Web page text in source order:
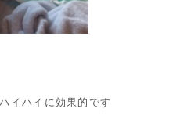
イハイに効果的です